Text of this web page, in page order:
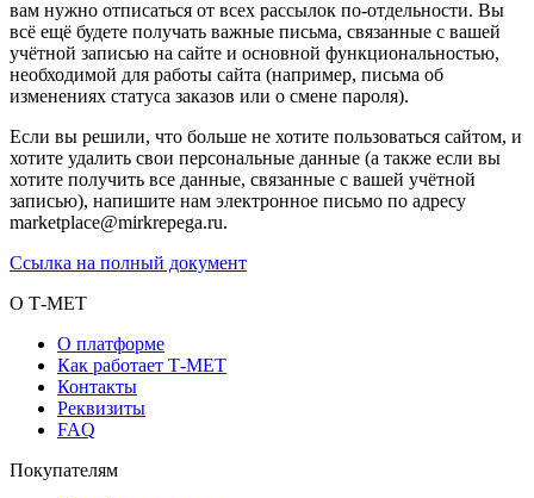
вам нужно отписаться от всех рассылок по-отдельности. Вы
всё ещё будете получать важные письма, связанные с вашей
учётной записью на сайте и основной функциональностью,
необходимой для работы сайта (например, письма об
изменениях статуса заказов или о смене пароля).
Если вы решили, что больше не хотите пользоваться сайтом, и
хотите удалить свои персональные данные (а также если вы
хотите получить все данные, связанные с вашей учётной
записью), напишите нам электронное письмо по адресу
marketplace@mirkrepega.ru.
Ссылка на полный документ
О Т-МЕТ
О платформе
Как работает Т-МЕТ
Контакты
Реквизиты
FAQ
Покупателям